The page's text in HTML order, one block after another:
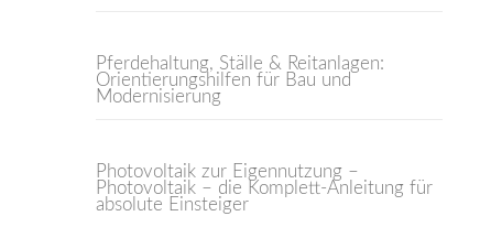
Pferdehaltung, Ställe & Reitanlagen:
Orientierungshilfen für Bau und
Modernisierung
Photovoltaik zur Eigennutzung –
Photovoltaik – die Komplett-Anleitung für
absolute Einsteiger